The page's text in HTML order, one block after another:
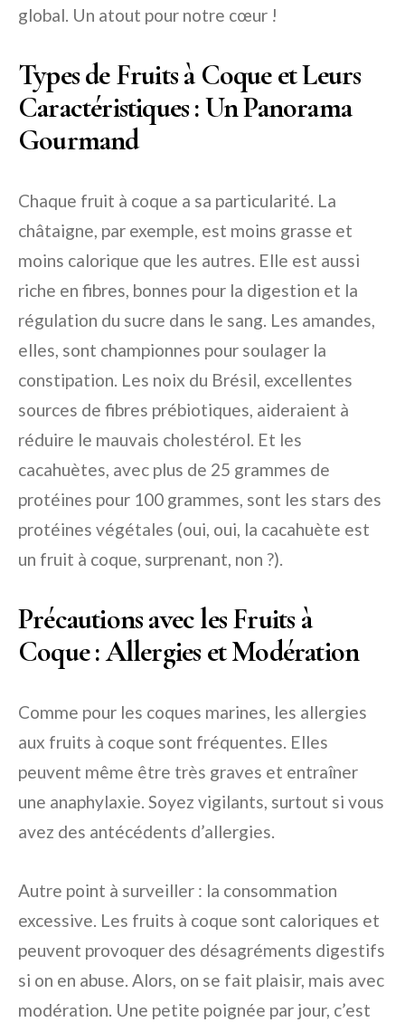
global. Un atout pour notre cœur !
Types de Fruits à Coque et Leurs
Caractéristiques : Un Panorama
Gourmand
Chaque fruit à coque a sa particularité. La
châtaigne, par exemple, est moins grasse et
moins calorique que les autres. Elle est aussi
riche en fibres, bonnes pour la digestion et la
régulation du sucre dans le sang. Les amandes,
elles, sont championnes pour soulager la
constipation. Les noix du Brésil, excellentes
sources de fibres prébiotiques, aideraient à
réduire le mauvais cholestérol. Et les
cacahuètes, avec plus de 25 grammes de
protéines pour 100 grammes, sont les stars des
protéines végétales (oui, oui, la cacahuète est
un fruit à coque, surprenant, non ?).
Précautions avec les Fruits à
Coque : Allergies et Modération
Comme pour les coques marines, les allergies
aux fruits à coque sont fréquentes. Elles
peuvent même être très graves et entraîner
une anaphylaxie. Soyez vigilants, surtout si vous
avez des antécédents d’allergies.
Autre point à surveiller : la consommation
excessive. Les fruits à coque sont caloriques et
peuvent provoquer des désagréments digestifs
si on en abuse. Alors, on se fait plaisir, mais avec
modération. Une petite poignée par jour, c’est